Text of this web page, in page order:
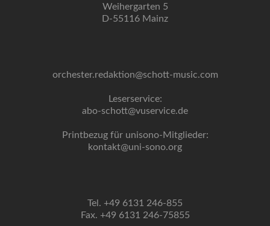
Weihergarten 5
D-55116 Mainz
orchester.redaktion@schott-music.com
Leserservice:
abo-schott@vuservice.de
Printbezug für unisono-Mitglieder:
kontakt@uni-sono.org
Tel. +49 6131 246-855
Fax. +49 6131 246-75855